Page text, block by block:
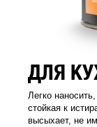
ДЛЯ
Легко
стойкая к
высыхает, не